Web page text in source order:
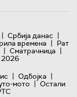
| Србија данас |
времена | Рат
| Сматрачница |
2026
| Одбојка |
мото | Остали